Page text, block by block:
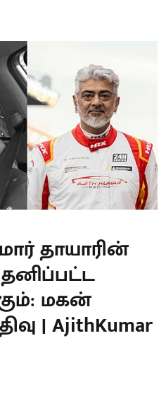
தாயாரின்
தனிப்பட்ட
மகன்
| AjithKumar